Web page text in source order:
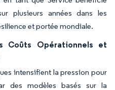
plusieurs années dans les
et portée mondiale.
Coûts Opérationnels et
intensifient la pression pour
des modèles basés sur la